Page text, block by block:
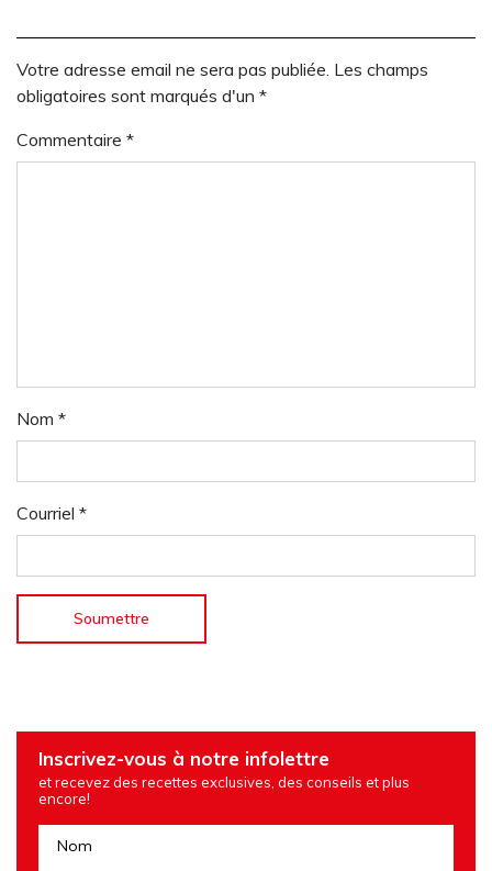
Votre adresse email ne sera pas publiée. Les champs
obligatoires sont marqués d'un *
Commentaire *
Nom *
Courriel *
Inscrivez-vous à notre infolettre
et recevez des recettes exclusives, des conseils et plus
encore!